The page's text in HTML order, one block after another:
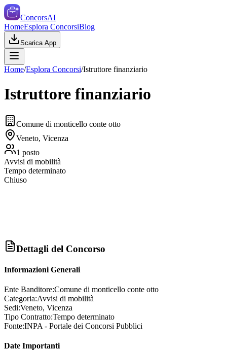
ConcorsAI
HomeEsplora ConcorsiBlog
Scarica App
Home/Esplora Concorsi/Istruttore finanziario
Istruttore finanziario
Comune di monticello conte otto
Veneto, Vicenza
1 posto
Avvisi di mobilità
Tempo determinato
Chiuso
Dettagli del Concorso
Informazioni Generali
Ente Banditore:Comune di monticello conte otto
Categoria:Avvisi di mobilità
Sedi:Veneto, Vicenza
Tipo Contratto:Tempo determinato
Fonte:INPA - Portale dei Concorsi Pubblici
Date Importanti